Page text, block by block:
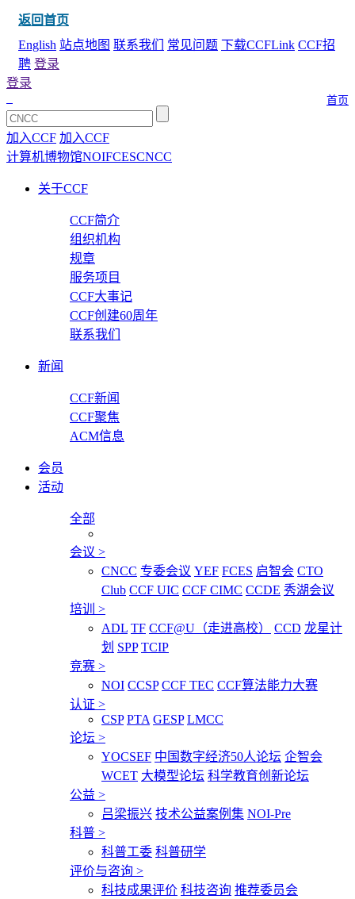
返回首页
English 站点地图 联系我们 常见问题 下载CCFLink CCF招
聘 登录
首页
登录
加入CCF 加入CCF
计算机博物馆NOIFCESCNCC
关于CCF
CCF简介
组织机构
规章
服务项目
CCF大事记
CCF创建60周年
联系我们
新闻
CCF新闻
CCF聚焦
ACM信息
会员
活动
全部
会议 >
CNCC 专委会议 YEF FCES 启智会 CTO
Club CCF UIC CCF CIMC CCDE 秀湖会议
培训 >
ADL TF CCF@U（走进高校） CCD 龙星计
划 SPP TCIP
竞赛 >
NOI CCSP CCF TEC CCF算法能力大赛
认证 >
CSP PTA GESP LMCC
论坛 >
YOCSEF 中国数字经济50人论坛 企智会
WCET 大模型论坛 科学教育创新论坛
公益 >
吕梁振兴 技术公益案例集 NOI-Pre
科普 >
科普工委 科普研学
评价与咨询 >
科技成果评价 科技咨询 推荐委员会